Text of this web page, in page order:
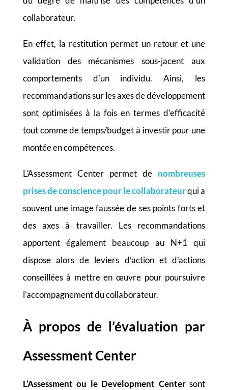
collaborateur.
En effet, la restitution permet un retour et une
validation des mécanismes sous-jacent aux
comportements d’un individu. Ainsi, les
recommandations sur les axes de développement
sont optimisées à la fois en termes d’efficacité
tout comme de temps/budget à investir pour une
montée en compétences.
L’Assessment Center permet de nombreuses
prises de conscience pour le collaborateurqui a
souvent une image faussée de ses points forts et
des axes à travailler. Les recommandations
apportent également beaucoup au N+1 qui
dispose alors de leviers d’action et d’actions
conseillées à mettre en œuvre pour poursuivre
l’accompagnement du collaborateur.
À propos de l’évaluation par
Assessment Center
L’Assessment ou le Development Centersont